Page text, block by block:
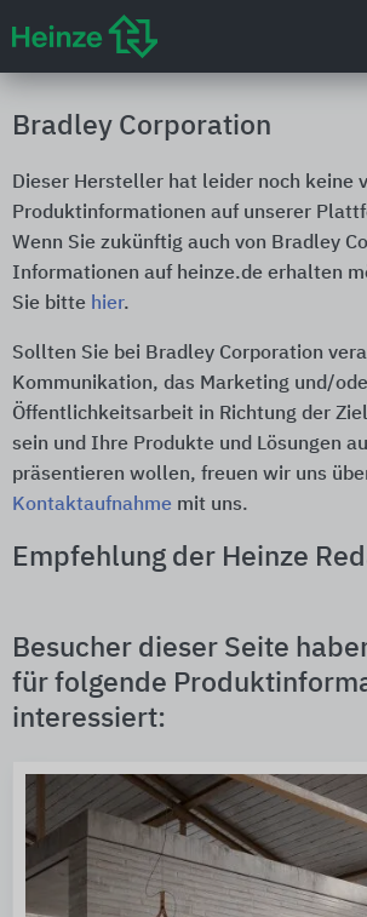
Bradley Corporation
Dieser Hersteller hat leider noch keine
Produktinformationen auf unserer
Wenn Sie zukünftig auch von Bradley
Informationen auf heinze.de erhalten
Sie bitte hier.
Sollten Sie bei Bradley Corporation
Kommunikation, das Marketing und/
Öffentlichkeitsarbeit in Richtung der
sein und Ihre Produkte und Lösungen
präsentieren wollen, freuen wir uns
Kontaktaufnahme mit uns.
Empfehlung der Heinze
Besucher dieser Seite
für folgende
interessiert: